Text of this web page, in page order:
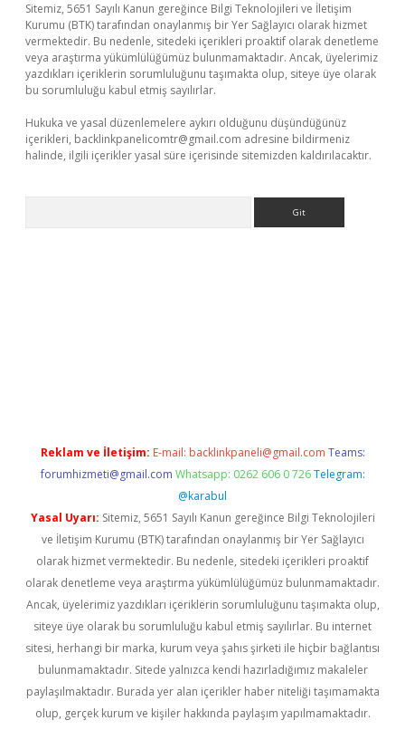
Sitemiz, 5651 Sayılı Kanun gereğince Bilgi Teknolojileri ve İletişim
Kurumu (BTK) tarafından onaylanmış bir Yer Sağlayıcı olarak hizmet
vermektedir. Bu nedenle, sitedeki içerikleri proaktif olarak denetleme
veya araştırma yükümlülüğümüz bulunmamaktadır. Ancak, üyelerimiz
yazdıkları içeriklerin sorumluluğunu taşımakta olup, siteye üye olarak
bu sorumluluğu kabul etmiş sayılırlar.
Hukuka ve yasal düzenlemelere aykırı olduğunu düşündüğünüz
içerikleri, backlinkpanelicomtr@gmail.com adresine bildirmeniz
halinde, ilgili içerikler yasal süre içerisinde sitemizden kaldırılacaktır.
Reklam ve İletişim: E-mail: backlinkpaneli@gmail.com Teams:
forumhizmeti@gmail.com Whatsapp: 0262 606 0 726 Telegram:
@karabul
Yasal Uyarı: Sitemiz, 5651 Sayılı Kanun gereğince Bilgi Teknolojileri
ve İletişim Kurumu (BTK) tarafından onaylanmış bir Yer Sağlayıcı
olarak hizmet vermektedir. Bu nedenle, sitedeki içerikleri proaktif
olarak denetleme veya araştırma yükümlülüğümüz bulunmamaktadır.
Ancak, üyelerimiz yazdıkları içeriklerin sorumluluğunu taşımakta olup,
siteye üye olarak bu sorumluluğu kabul etmiş sayılırlar. Bu internet
sitesi, herhangi bir marka, kurum veya şahıs şirketi ile hiçbir bağlantısı
bulunmamaktadır. Sitede yalnızca kendi hazırladığımız makaleler
paylaşılmaktadır. Burada yer alan içerikler haber niteliği taşımamakta
olup, gerçek kurum ve kişiler hakkında paylaşım yapılmamaktadır.